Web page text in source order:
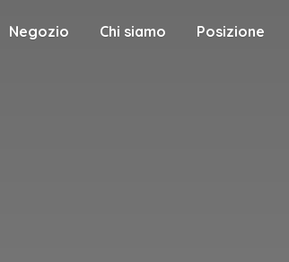
Negozio Chi siamo Posizione